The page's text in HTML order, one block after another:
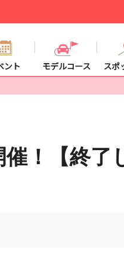
ント モデルコース スポ
！【終了